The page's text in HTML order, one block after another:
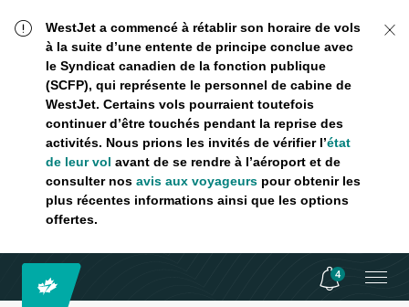
WestJet a commencé à rétablir son horaire de vols
à la suite d’une entente de principe conclue avec
le Syndicat canadien de la fonction publique
(SCFP), qui représente le personnel de cabine de
WestJet. Certains vols pourraient toutefois
continuer d’être touchés pendant la reprise des
activités. Nous prions les invités de vérifier l’état
de leur vol avant de se rendre à l’aéroport et de
consulter nos avis aux voyageurspour obtenir les
plus récentes informations ainsi que les options
offertes.
4